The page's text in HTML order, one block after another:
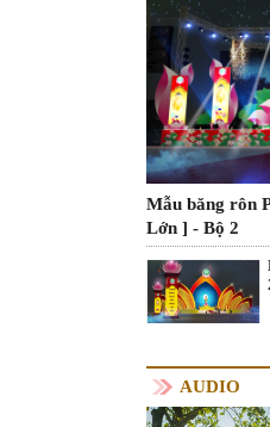
Mẫu băng rôn
Lớn ] - Bộ 2
AUDIO